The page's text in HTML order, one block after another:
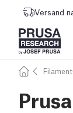
Versand
Filament